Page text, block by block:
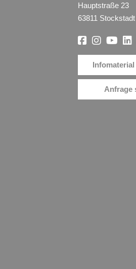
Hauptstraße 23
63811
Anfrage